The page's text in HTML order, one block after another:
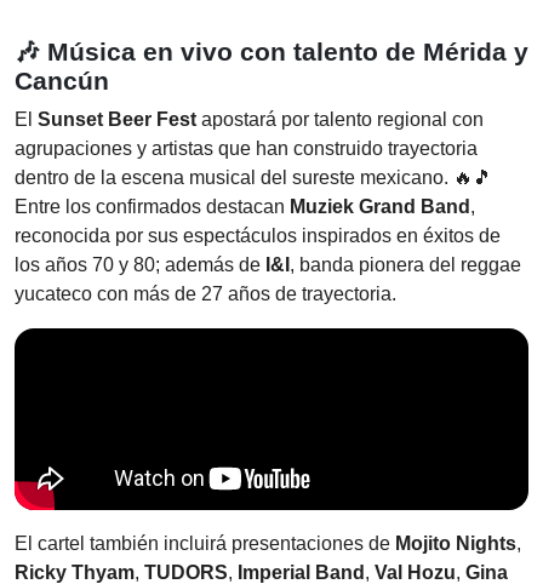
🎶 Música en vivo con talento de Mérida y
Cancún
El Sunset Beer Fest apostará por talento regional con
agrupaciones y artistas que han construido trayectoria
dentro de la escena musical del sureste mexicano. 🔥🎵
Entre los confirmados destacan Muziek Grand Band ,
reconocida por sus espectáculos inspirados en éxitos de
los años 70 y 80; además de I&I , banda pionera del reggae
yucateco con más de 27 años de trayectoria.
El cartel también incluirá presentaciones de Mojito Nights,
Ricky Thyam, TUDORS, Imperial Band , Val Hozu, Gina